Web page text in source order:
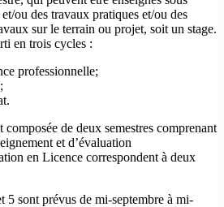
ou des travaux pratiques et/ou des
sur le terrain ou projet, soit un stage.
en trois cycles :
professionnelle;
composée de deux semestres comprenant
et d’évaluation
en Licence correspondent à deux
5 sont prévus de mi-septembre à mi-